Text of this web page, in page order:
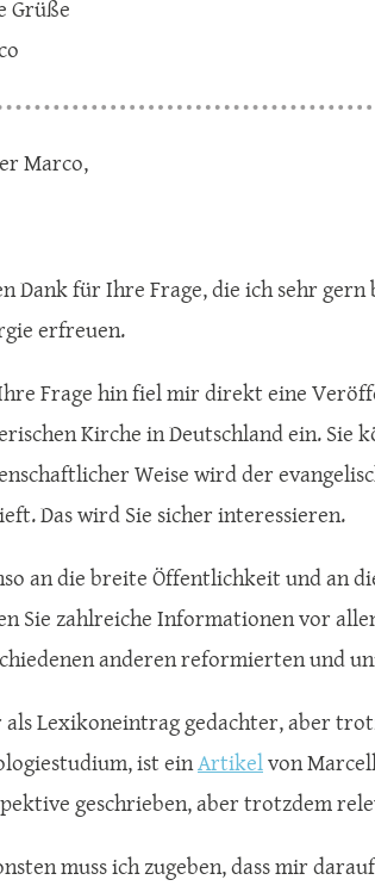
Grüße
Marco,
Dank für Ihre Frage, die ich sehr gern
erfreuen.
Frage hin fiel mir direkt eine
Kirche in Deutschland ein. Sie
Weise wird der
Das wird Sie sicher interessieren.
an die breite Öffentlichkeit und an
Sie zahlreiche Informationen vor
anderen reformierten und
als Lexikoneintrag gedachter, aber
ist einArtikelvon
geschrieben, aber trotzdem
muss ich zugeben, dass mir